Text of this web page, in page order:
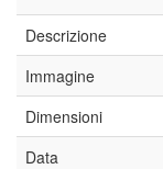
Descrizione
Immagine
Dimensioni
Data